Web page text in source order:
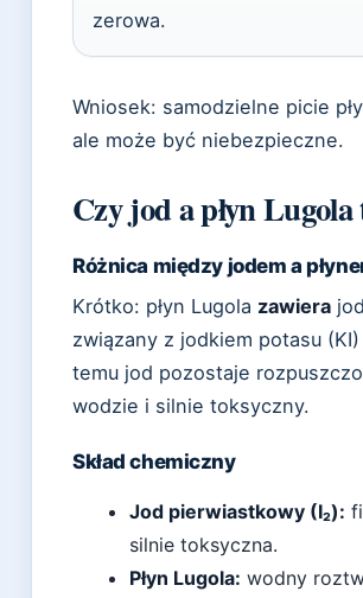
zerowa.
Wniosek: samodzielne picie
ale może być niebezpieczne.
Czy jod a płyn Lugola
Różnica między jodem a
Krótko: płyn Lugola zawiera
związany z jodkiem potasu
temu jod pozostaje
wodzie i silnie toksyczny.
Skład chemiczny
Jod pierwiastkowy (I₂):
silnie toksyczna.
Płyn Lugola: wodny